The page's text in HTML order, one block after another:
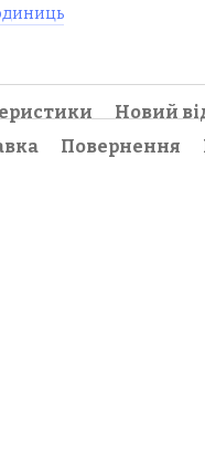
Новий
Повернення